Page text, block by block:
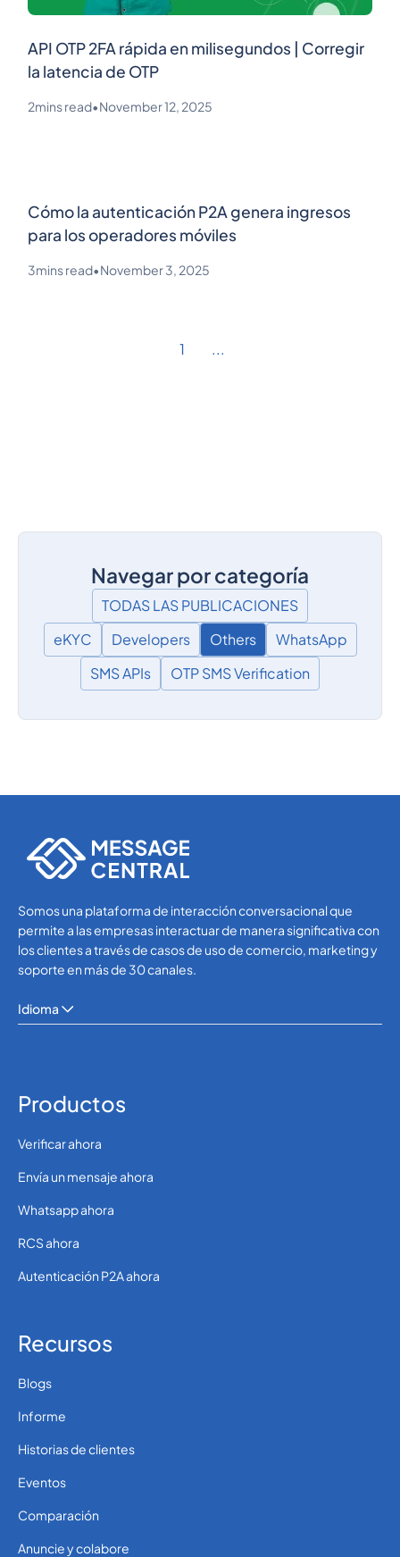
API OTP 2FA rápida en milisegundos | Corregir
la latencia de OTP
2mins read•November 12, 2025
Cómo la autenticación P2A genera ingresos
para los operadores móviles
3mins read•November 3, 2025
1 ...
Navegar por categoría
TODAS LAS PUBLICACIONES
eKYC
Developers Others
WhatsApp
SMS APIs
OTP SMS Verification
Somos una plataforma de interacción conversacional que
permite a las empresas interactuar de manera significativa con
los clientes a través de casos de uso de comercio, marketing y
soporte en más de 30 canales.
Idioma
Productos
Verificar ahora
Envía un mensaje ahora
Whatsapp ahora
RCS ahora
Autenticación P2A ahora
Recursos
Blogs
Informe
Historias de clientes
Eventos
Comparación
Anuncie y colabore